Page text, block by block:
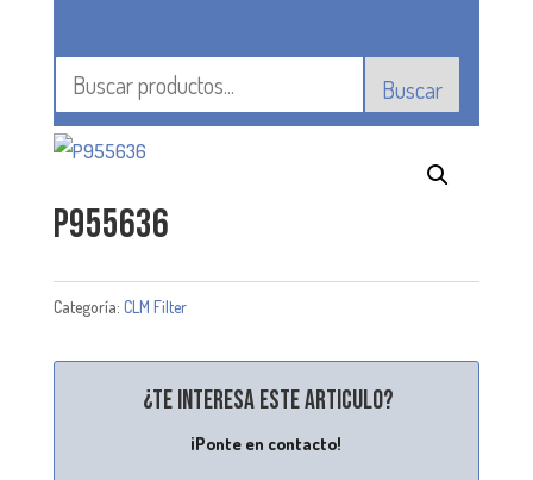
Buscar
P955636
Categoría: CLM Filter
¿Te interesa este articulo?
¡Ponte en contacto!